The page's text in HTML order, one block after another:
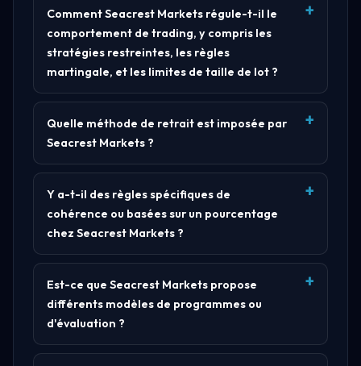
Comment Seacrest Markets régule-t-il le
comportement de trading, y compris les
stratégies restreintes, les règles
martingale, et les limites de taille de lot ?
Quelle méthode de retrait est imposée par
Seacrest Markets ?
Y a-t-il des règles spécifiques de
cohérence ou basées sur un pourcentage
chez Seacrest Markets ?
Est-ce que Seacrest Markets propose
différents modèles de programmes ou
d'évaluation ?